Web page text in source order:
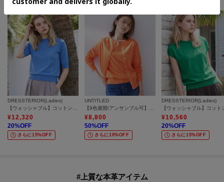
DRESSTERIOR(Ladies)
【ウォッシャブル】コットンシルクハーフスリーブニット
¥12,320
20%OFF
さらに15%OFF
UNTITLED
【9色展開/アンサンブル可】コットンクルーネックカーディガン
¥8,800
50%OFF
さらに10%OFF
DRESSTERIOR(Ladies)
¥10,560
20%OFF
さらに15%OFF
#上質な本革アイテム